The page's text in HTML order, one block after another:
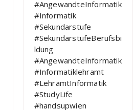
#AngewandteInformatik
#Informatik
#Sekundarstufe
#SekundarstufeBerufsbi
ldung
#AngewandteInformatik
#Informatiklehramt
#LehramtInformatik
#StudyLife
#handsupwien